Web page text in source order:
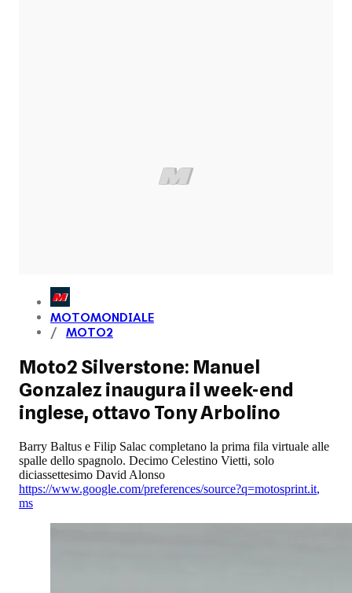
MOTOMONDIALE
MOTO2
Moto2 Silverstone: Manuel
Gonzalez inaugura il week-end
inglese, ottavo Tony Arbolino
Barry Baltus e Filip Salac completano la prima fila virtuale alle
spalle dello spagnolo. Decimo Celestino Vietti, solo
diciassettesimo David Alonso
https://www.google.com/preferences/source?q=motosprint.it,
ms